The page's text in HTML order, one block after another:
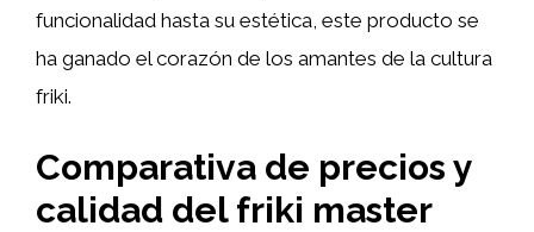
funcionalidad hasta su estética, este producto se
ha ganado el corazón de los amantes de la cultura
friki.
Comparativa de precios y
calidad del friki master